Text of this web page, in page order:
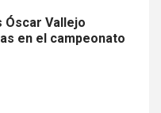
Óscar Vallejo
en el campeonato